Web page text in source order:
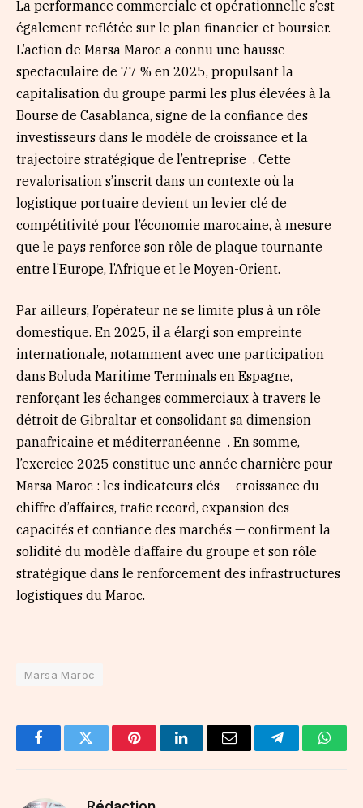
La performance commerciale et opérationnelle s’est
également reflétée sur le plan financier et boursier.
L’action de Marsa Maroc a connu une hausse
spectaculaire de 77 % en 2025, propulsant la
capitalisation du groupe parmi les plus élevées à la
Bourse de Casablanca, signe de la confiance des
investisseurs dans le modèle de croissance et la
trajectoire stratégique de l’entreprise . Cette
revalorisation s’inscrit dans un contexte où la
logistique portuaire devient un levier clé de
compétitivité pour l’économie marocaine, à mesure
que le pays renforce son rôle de plaque tournante
entre l’Europe, l’Afrique et le Moyen-Orient.
Par ailleurs, l’opérateur ne se limite plus à un rôle
domestique. En 2025, il a élargi son empreinte
internationale, notamment avec une participation
dans Boluda Maritime Terminals en Espagne,
renforçant les échanges commerciaux à travers le
détroit de Gibraltar et consolidant sa dimension
panafricaine et méditerranéenne . En somme,
l’exercice 2025 constitue une année charnière pour
Marsa Maroc : les indicateurs clés — croissance du
chiffre d’affaires, trafic record, expansion des
capacités et confiance des marchés — confirment la
solidité du modèle d’affaire du groupe et son rôle
stratégique dans le renforcement des infrastructures
logistiques du Maroc.
Marsa Maroc
FacebookTwitter PinterestLinkedInEmail Telegram